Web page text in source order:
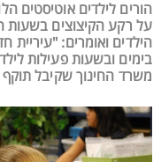
הורים לילדים אוטיסטים
על רקע הקיצוצים בשעות
הילדים ואומרים: "עיריית
בימים ובשעות פעילות
משרד החינוך שקיבל